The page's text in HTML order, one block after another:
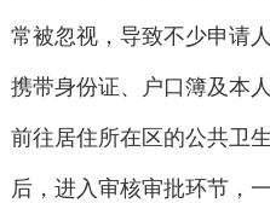
常被忽视，导致不少申请
携带身份证、户口簿及本
前往居住所在区的公共卫
后，进入审核审批环节，